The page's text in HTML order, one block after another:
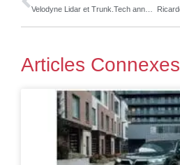
Articles Connexes